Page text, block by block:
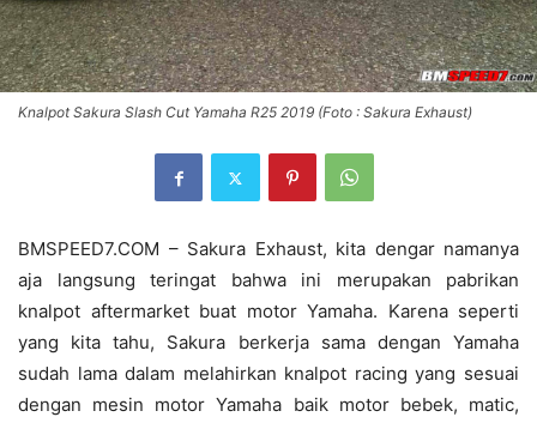
Knalpot Sakura Slash Cut Yamaha R25 2019 (Foto : Sakura Exhaust)
BMSPEED7.COM – Sakura Exhaust, kita dengar namanya
aja langsung teringat bahwa ini merupakan pabrikan
knalpot aftermarket buat motor Yamaha. Karena seperti
yang kita tahu, Sakura berkerja sama dengan Yamaha
sudah lama dalam melahirkan knalpot racing yang sesuai
dengan mesin motor Yamaha baik motor bebek, matic,